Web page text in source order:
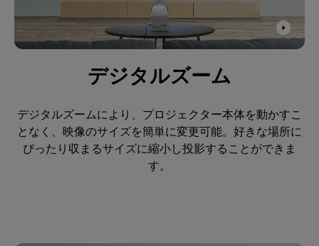
デジタルズーム
デジタルズームにより、プロジェクター本体を動かすこ
となく、映像のサイズを簡単に変更可能。好きな場所に
ぴったり収まるサイズに縮小し投影することができま
す。